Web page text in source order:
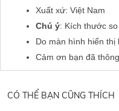
Xuất xứ: Việt Nam
Chú ý: Kích thước
Do màn hình hiển thị
Cảm ơn bạn đã thông
CÓ THỂ BẠN CŨNG THÍCH